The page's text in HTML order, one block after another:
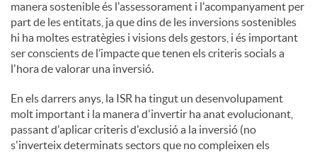
manera sostenible és l'assessorament i l'acompanyament per
part de les entitats, ja que dins de les inversions sostenibles
hi ha moltes estratègies i visions dels gestors, i és important
ser conscients de l’impacte que tenen els criteris socials a
l'hora de valorar una inversió.
En els darrers anys, la ISR ha tingut un desenvolupament
molt important i la manera d'invertir ha anat evolucionant,
passant d'aplicar criteris d'exclusió a la inversió (no
s'inverteix determinats sectors que no compleixen els